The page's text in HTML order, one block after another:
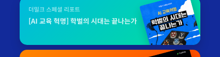
더밀크 스페셜 리포트
[AI 교육 혁명] 학벌의 시대는 끝나는가